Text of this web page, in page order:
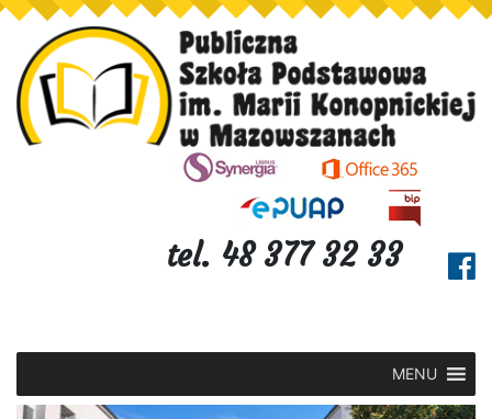
tel. 48 377 32 33
MENU